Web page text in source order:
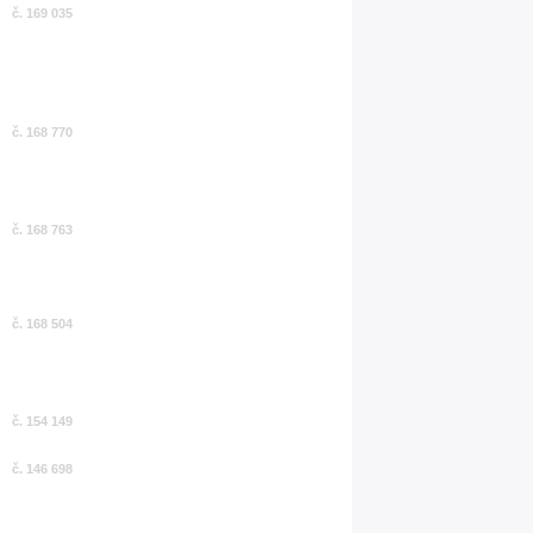
č. 169 035
č. 168 770
č. 168 763
č. 168 504
č. 154 149
č. 146 698